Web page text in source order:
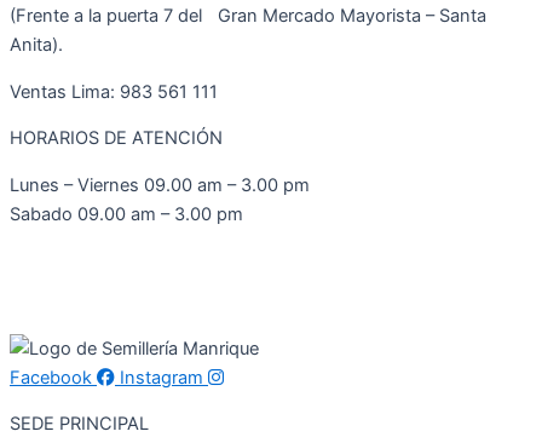
(Frente a la puerta 7 del Gran Mercado Mayorista – Santa
Anita).
Ventas Lima: 983 561 111
HORARIOS DE ATENCIÓN
Lunes – Viernes 09.00 am – 3.00 pm
Sabado 09.00 am – 3.00 pm
Facebook Instagram
SEDE PRINCIPAL